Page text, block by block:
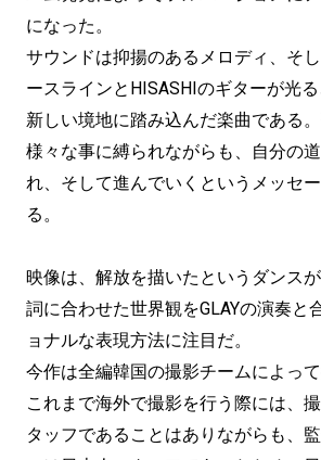
になった。
サウンドは抑揚のあるメロディ、そ
ースラインとHISASHIのギターが光
新しい境地に踏み込んだ楽曲である。
様々な事に縛られながらも、自分の
れ、そして進んでいくというメッセ
る。
映像は、解放を描いたというダンス
詞に合わせた世界観をGLAYの演奏と
ョナルな表現方法に注目だ。
今作は全編韓国の撮影チームによって
これまで海外で撮影を行う際には、
タッフであることはありながらも、